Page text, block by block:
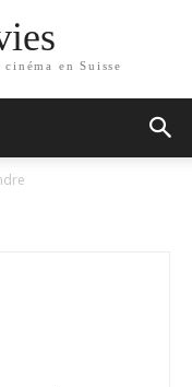
en Suisse